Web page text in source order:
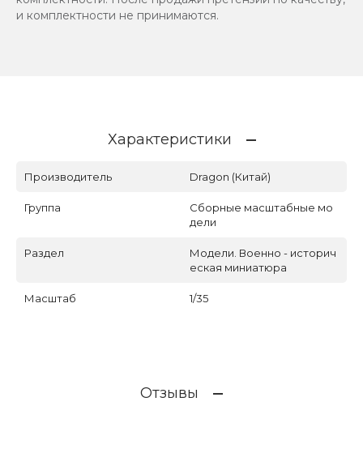
и комплектности не принимаются.
Характеристики
Производитель Dragon (Китай)
Группа
Сборные масштабные мо
дели
Раздел
Модели. Военно - историч
еская миниатюра
Масштаб 1/35
Отзывы